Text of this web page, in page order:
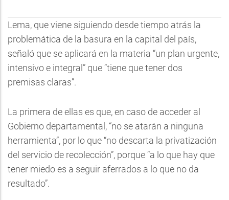
Lema, que viene siguiendo desde tiempo atrás la
problemática de la basura en la capital del país,
señaló que se aplicará en la materia “un plan urgente,
intensivo e integral” que “tiene que tener dos
premisas claras”.
La primera de ellas es que, en caso de acceder al
Gobierno departamental, “no se atarán a ninguna
herramienta”, por lo que “no descarta la privatización
del servicio de recolección”, porque “a lo que hay que
tener miedo es a seguir aferrados a lo que no da
resultado”.